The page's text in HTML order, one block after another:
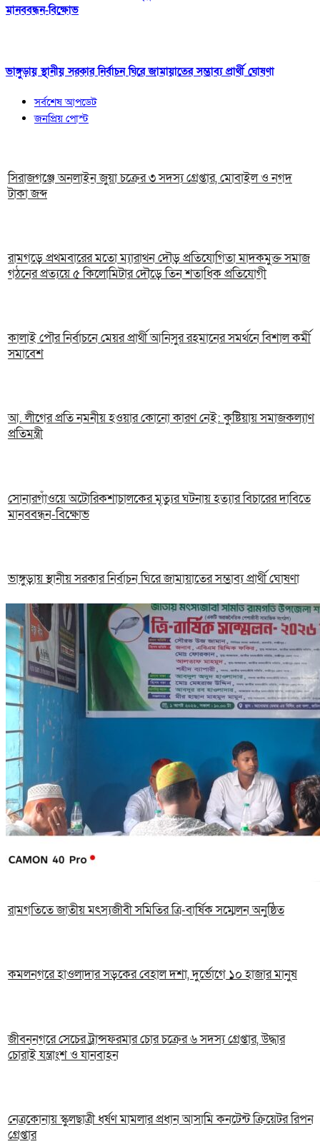
মানববন্ধন-বিক্ষোভ
ভাঙ্গুড়ায় স্থানীয় সরকার নির্বাচন ঘিরে জামায়াতের সম্ভাব্য প্রার্থী ঘোষণা
সর্বশেষ আপডেট
জনপ্রিয় পোস্ট
সিরাজগঞ্জে অনলাইন জুয়া চক্রের ৩ সদস্য গ্রেপ্তার, মোবাইল ও নগদ
টাকা জব্দ
রামগড়ে প্রথমবারের মতো ম্যারাথন দৌড় প্রতিযোগিতা মাদকমুক্ত সমাজ
গঠনের প্রত্যয়ে ৫ কিলোমিটার দৌড়ে তিন শতাধিক প্রতিযোগী
কালাই পৌর নির্বাচনে মেয়র প্রার্থী আনিসুর রহমানের সমর্থনে বিশাল কর্মী
সমাবেশ
আ. লীগের প্রতি নমনীয় হওয়ার কোনো কারণ নেই: কুষ্টিয়ায় সমাজকল্যাণ
প্রতিমন্ত্রী
সোনারগাঁওয়ে অটোরিকশাচালকের মৃত্যুর ঘটনায় হত্যার বিচারের দাবিতে
মানববন্ধন-বিক্ষোভ
ভাঙ্গুড়ায় স্থানীয় সরকার নির্বাচন ঘিরে জামায়াতের সম্ভাব্য প্রার্থী ঘোষণা
রামগতিতে জাতীয় মৎস্যজীবী সমিতির ত্রি-বার্ষিক সম্মেলন অনুষ্ঠিত
কমলনগরে হাওলাদার সড়কের বেহাল দশা, দুর্ভোগে ১০ হাজার মানুষ
জীবননগরে সেচের ট্রান্সফরমার চোর চক্রের ৬ সদস্য গ্রেপ্তার, উদ্ধার
চোরাই যন্ত্রাংশ ও যানবাহন
নেত্রকোনায় স্কুলছাত্রী ধর্ষণ মামলার প্রধান আসামি কনটেন্ট ক্রিয়েটর রিপন
গ্রেপ্তার